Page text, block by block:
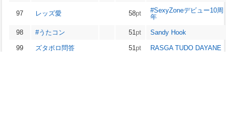
97 レッズ愛 58pt
#SexyZoneデビュー10周
年
98 #うたコン 51 pt Sandy Hook
99 ズタボロ問答 51 pt RASGA TUDO DAYANE